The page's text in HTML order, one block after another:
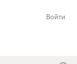
Войти